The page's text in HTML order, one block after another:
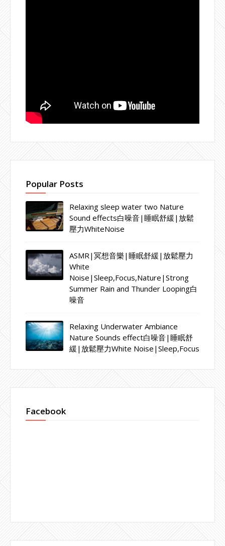
Popular Posts
Relaxing sleep water two Nature
Sound effects白噪音|睡眠舒緩|放鬆
壓力WhiteNoise
ASMR|冥想音樂|睡眠舒緩|放鬆壓力
White
Noise|Sleep,Focus,Nature|Strong
Summer Rain and Thunder Looping白
噪音
Relaxing Underwater Ambiance
Nature Sounds effect白噪音|睡眠舒
緩|放鬆壓力White Noise|Sleep,Focus
Facebook